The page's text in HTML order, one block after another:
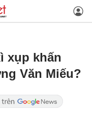
xụp khấn
Văn Miếu?